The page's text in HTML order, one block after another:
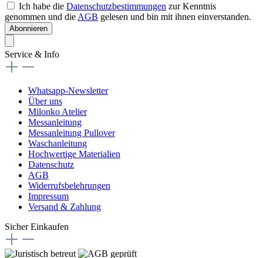
Ich habe die Datenschutzbestimmungen zur Kenntnis
genommen und die AGB gelesen und bin mit ihnen einverstanden.
Abonnieren
Service & Info
Whatsapp-Newsletter
Über uns
Milonko Atelier
Messanleitung
Messanleitung Pullover
Waschanleitung
Hochwertige Materialien
Datenschutz
AGB
Widerrufsbelehrungen
Impressum
Versand & Zahlung
Sicher Einkaufen